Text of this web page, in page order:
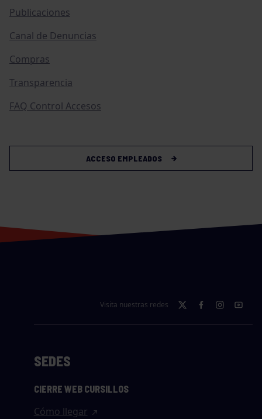
Publicaciones
Canal de Denuncias
Compras
Transparencia
FAQ Control Accesos
ACCESO EMPLEADOS
Visita nuestras redes
SEDES
CIERRE WEB CURSILLOS
Cómo llegar